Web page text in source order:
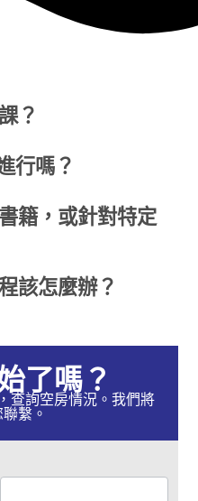
？
行嗎？
籍，或針對特定
該怎麼辦？
了嗎？
查詢空房情況。我們將
繫。